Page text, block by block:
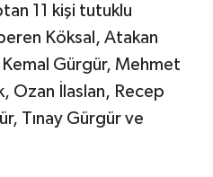
11 kişi tutuklu
Köksal, Atakan
Gürgür, Mehmet
Ozan İlaslan, Recep
Tınay Gürgür ve